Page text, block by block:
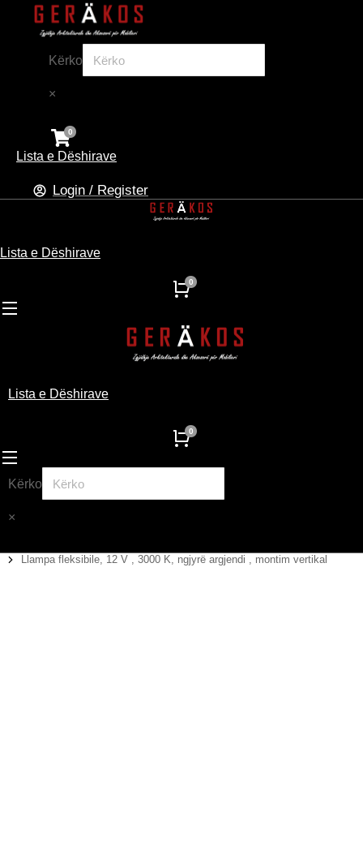
Kërko
×
Lista e Dëshirave
Login / Register
Lista e Dëshirave
Lista e Dëshirave
Kërko
×
You are here:
Llampa fleksibile, 12 V , 3000 K, ngjyrë argjendi , montim vertikal